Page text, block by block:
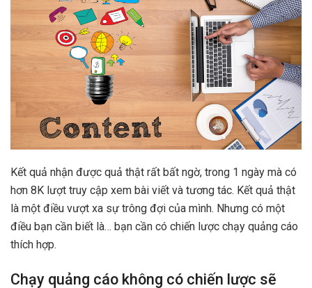
Kết quả nhận được quả thật rất bất ngờ, trong 1 ngày mà có
hơn 8K lượt truy cập xem bài viết và tương tác. Kết quả thật
là một điều vượt xa sự trông đợi của mình. Nhưng có một
điều bạn cần biết là… bạn cần có chiến lược chạy quảng cáo
thích hợp.
Chạy quảng cáo không có chiến lược sẽ